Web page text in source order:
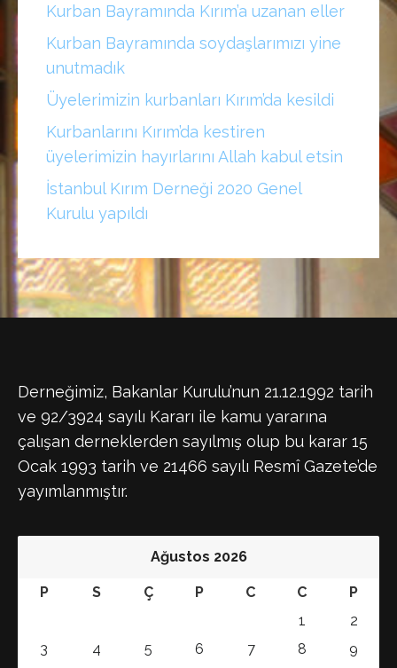
Kurban Bayramında Kırım’a uzanan eller
Kurban Bayramında soydaşlarımızı yine
unutmadık
Üyelerimizin kurbanları Kırım’da kesildi
Kurbanlarını Kırım’da kestiren
üyelerimizin hayırlarını Allah kabul etsin
İstanbul Kırım Derneği 2020 Genel
Kurulu yapıldı
Derneğimiz, Bakanlar Kurulu’nun 21.12.1992 tarih
ve 92/3924 sayılı Kararı ile kamu yararına
çalışan derneklerden sayılmış olup bu karar 15
Ocak 1993 tarih ve 21466 sayılı Resmî Gazete’de
yayımlanmıştır.
Ağustos 2026
P S Ç P C C
P
1
2
3
4 5 6 7 8
9